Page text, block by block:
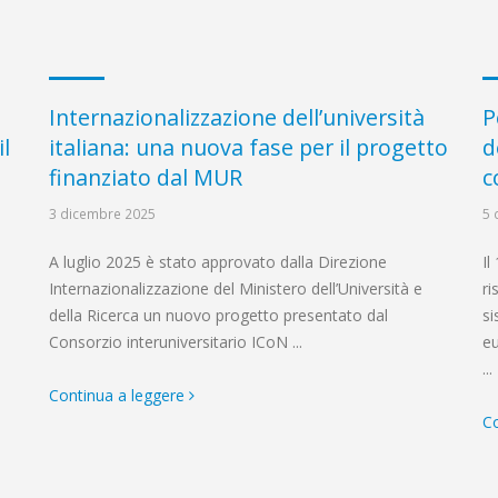
Internazionalizzazione dell’università
italiana: una nuova fase per il progetto
finanziato dal MUR
3 dicembre 2025
A luglio 2025 è stato approvato dalla Direzione
Internazionalizzazione del Ministero dell’Università e
della Ricerca un nuovo progetto presentato dal
Consorzio interuniversitario ICoN ...
Continua a leggere
5
Il
...